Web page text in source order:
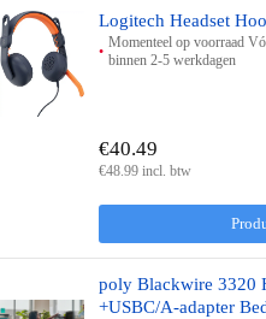
Logitech Headset
Momenteel op voorraad
binnen 2-5 werkdagen
€40.49
€48.99 incl. btw
poly Blackwire 3320
+USBC/A-adapter